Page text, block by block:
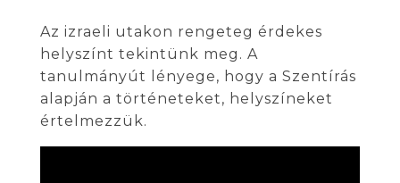
Az izraeli utakon rengeteg érdekes
helyszínt tekintünk meg. A
tanulmányút lényege, hogy a Szentírás
alapján a történeteket, helyszíneket
értelmezzük.